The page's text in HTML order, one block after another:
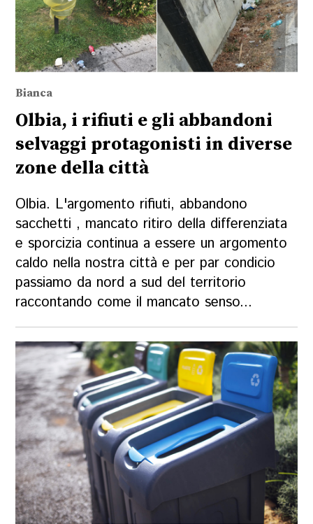
Bianca
Olbia, i rifiuti e gli abbandoni
selvaggi protagonisti in diverse
zone della città
Olbia. L'argomento rifiuti, abbandono
sacchetti , mancato ritiro della differenziata
e sporcizia continua a essere un argomento
caldo nella nostra città e per par condicio
passiamo da nord a sud del territorio
raccontando come il mancato senso...